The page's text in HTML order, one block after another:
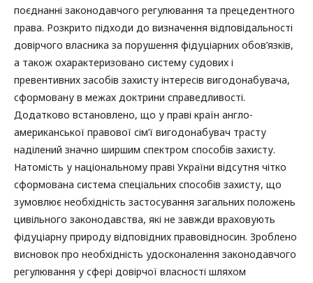
поєднанні законодавчого регулювання та прецедентного
права. Розкрито підходи до визначення відповідальності
довірчого власника за порушення фідуціарних обов’язків,
а також охарактеризовано систему судових і
превентивних засобів захисту інтересів вигодонабувача,
сформовану в межах доктрини справедливості.
Додатково встановлено, що у праві країн англо-
американської правової сім’ї вигодонабувач трасту
наділений значно ширшим спектром способів захисту.
Натомість у національному праві України відсутня чітко
сформована система спеціальних способів захисту, що
зумовлює необхідність застосування загальних положень
цивільного законодавства, які не завжди враховують
фідуціарну природу відповідних правовідносин. Зроблено
висновок про необхідність удосконалення законодавчого
регулювання у сфері довірчої власності шляхом